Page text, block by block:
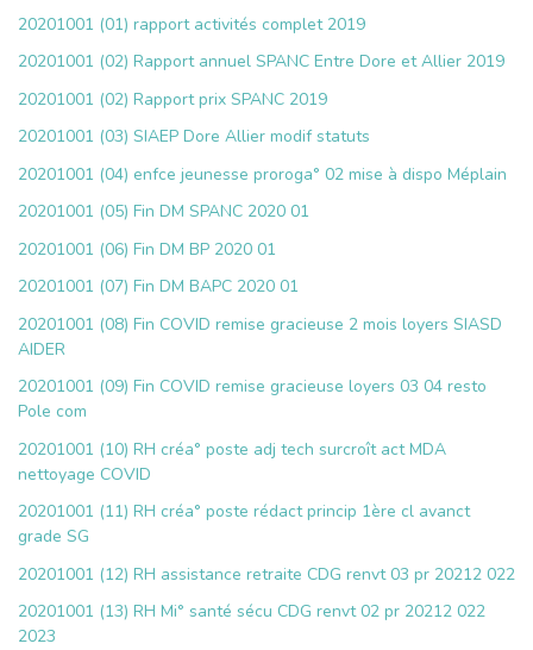
20201001 (01) rapport activités complet 2019
20201001 (02) Rapport annuel SPANC Entre Dore et Allier 2019
20201001 (02) Rapport prix SPANC 2019
20201001 (03) SIAEP Dore Allier modif statuts
20201001 (04) enfce jeunesse proroga° 02 mise à dispo Méplain
20201001 (05) Fin DM SPANC 2020 01
20201001 (06) Fin DM BP 2020 01
20201001 (07) Fin DM BAPC 2020 01
20201001 (08) Fin COVID remise gracieuse 2 mois loyers SIASD
AIDER
20201001 (09) Fin COVID remise gracieuse loyers 03 04 resto
Pole com
20201001 (10) RH créa° poste adj tech surcroît act MDA
nettoyage COVID
20201001 (11) RH créa° poste rédact princip 1ère cl avanct
grade SG
20201001 (12) RH assistance retraite CDG renvt 03 pr 20212 022
20201001 (13) RH Mi° santé sécu CDG renvt 02 pr 20212 022
2023